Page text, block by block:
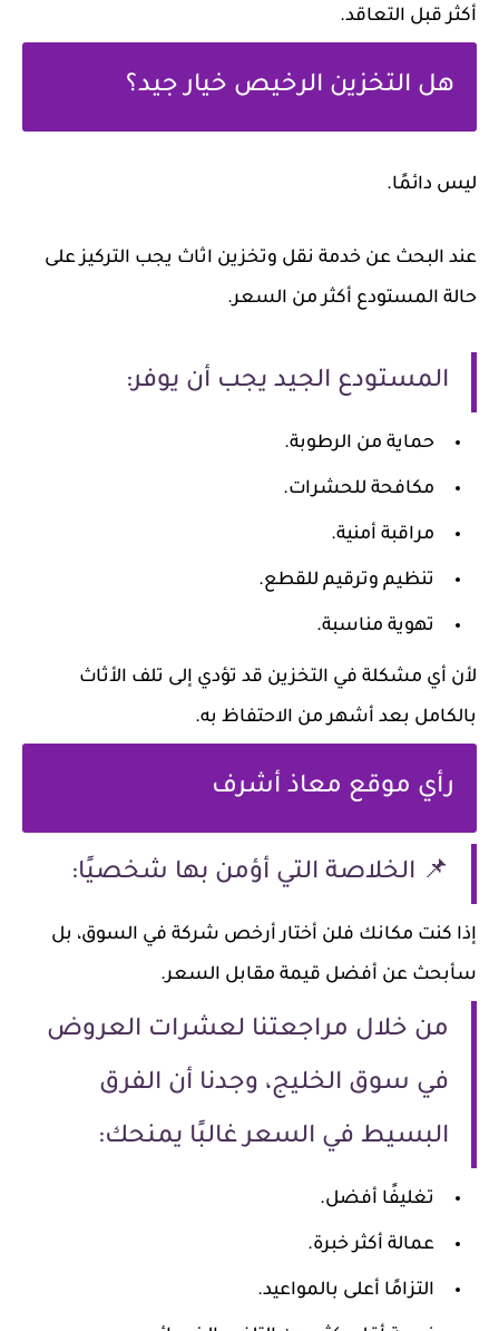
أكثر قبل التعاقد.
هل التخزين الرخيص خيار جيد؟
ليس دائمًا.
عند البحث عن خدمة نقل وتخزين اثاث يجب التركيز على
حالة المستودع أكثر من السعر.
المستودع الجيد يجب أن يوفر:
حماية من الرطوبة.
مكافحة للحشرات.
مراقبة أمنية.
تنظيم وترقيم للقطع.
تهوية مناسبة.
لأن أي مشكلة في التخزين قد تؤدي إلى تلف الأثاث
بالكامل بعد أشهر من الاحتفاظ به.
رأي موقع معاذ أشرف
📌 الخلاصة التي أؤمن بها شخصيًا:
إذا كنت مكانك فلن أختار أرخص شركة في السوق، بل
سأبحث عن أفضل قيمة مقابل السعر.
من خلال مراجعتنا لعشرات العروض
في سوق الخليج، وجدنا أن الفرق
البسيط في السعر غالبًا يمنحك:
تغليفًا أفضل.
عمالة أكثر خبرة.
التزامًا أعلى بالمواعيد.